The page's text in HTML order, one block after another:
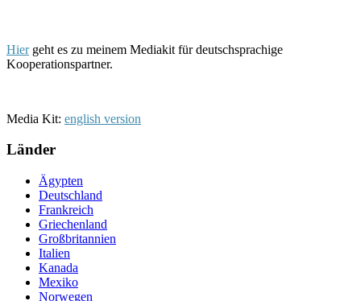
Hiergeht es zu meinem Mediakit für deutschsprachige
Kooperationspartner.
Media Kit: english version
Länder
Ägypten
Deutschland
Frankreich
Griechenland
Großbritannien
Italien
Kanada
Mexiko
Norwegen